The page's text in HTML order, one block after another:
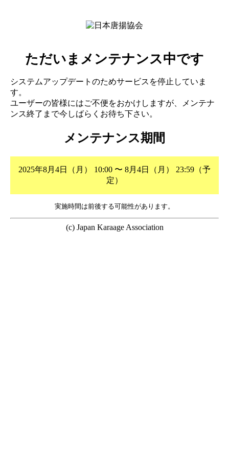
ただいまメンテナンス中です
システムアップデートのためサービスを停止していま
す。
ユーザーの皆様にはご不便をおかけしますが、メンテナ
ンス終了まで今しばらくお待ち下さい。
メンテナンス期間
2025年8月4日（月） 10:00 〜 8月4日（月） 23:59（予
定）
実施時間は前後する可能性があります。
(c) Japan Karaage Association